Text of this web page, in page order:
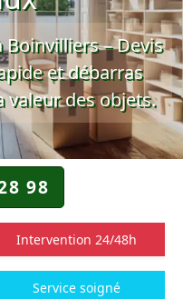
Boinvilliers –Devis
etdébarras
valeur des objets.
98
Intervention 24/48h
Service soigné